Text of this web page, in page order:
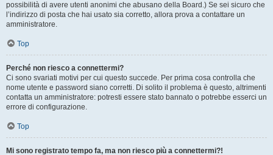
possibilità di avere utenti anonimi che abusano della Board.) Se sei sicuro che
l’indirizzo di posta che hai usato sia corretto, allora prova a contattare un
amministratore.
Top
Perché non riesco a connettermi?
Ci sono svariati motivi per cui questo succede. Per prima cosa controlla che
nome utente e password siano corretti. Di solito il problema è questo, altrimenti
contatta un amministratore: potresti essere stato bannato o potrebbe esserci un
errore di configurazione.
Top
Mi sono registrato tempo fa, ma non riesco più a connettermi?!